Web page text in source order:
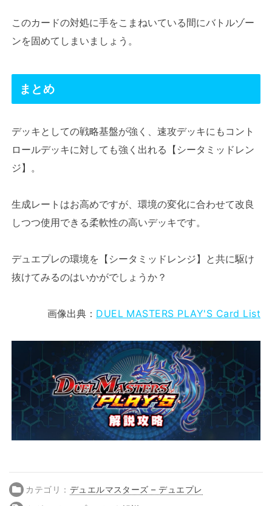
このカードの対処に手をこまねいている間にバトルゾー
ンを固めてしまいましょう。
まとめ
デッキとしての戦略基盤が強く、速攻デッキにもコント
ロールデッキに対しても強く出れる【シータミッドレン
ジ】。
生成レートはお高めですが、環境の変化に合わせて改良
しつつ使用できる柔軟性の高いデッキです。
デュエプレの環境を【シータミッドレンジ】と共に駆け
抜けてみるのはいかがでしょうか？
画像出典： DUEL MASTERS PLAY'S Card List
カテゴリ： デュエルマスターズ – デュエプレ